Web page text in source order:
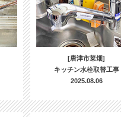
[唐津市菜畑]
キッチン水栓取替工事
2025.08.06